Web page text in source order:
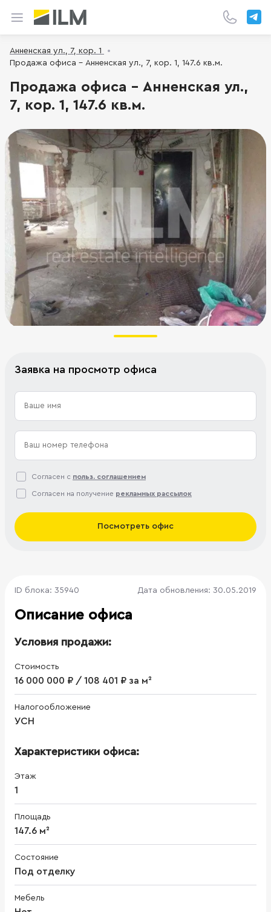
Анненская ул., 7, кор. 1
Продажа офиса - Анненская ул., 7, кор. 1, 147.6 кв.м.
Продажа офиса - Анненская ул.,
7, кор. 1, 147.6 кв.м.
Заявка на просмотр офиса
Согласен с польз. соглашением
Согласен на получение рекламных рассылок
Посмотреть офис
ID блока: 35940 Дата обновления: 30.05.2019
Описание офиса
Условия продажи:
Стоимость
16 000 000 ₽ / 108 401 ₽ за м²
Налогообложение
УСН
Характеристики офиса:
Этаж
1
Площадь
147.6 м²
Состояние
Под отделку
Мебель